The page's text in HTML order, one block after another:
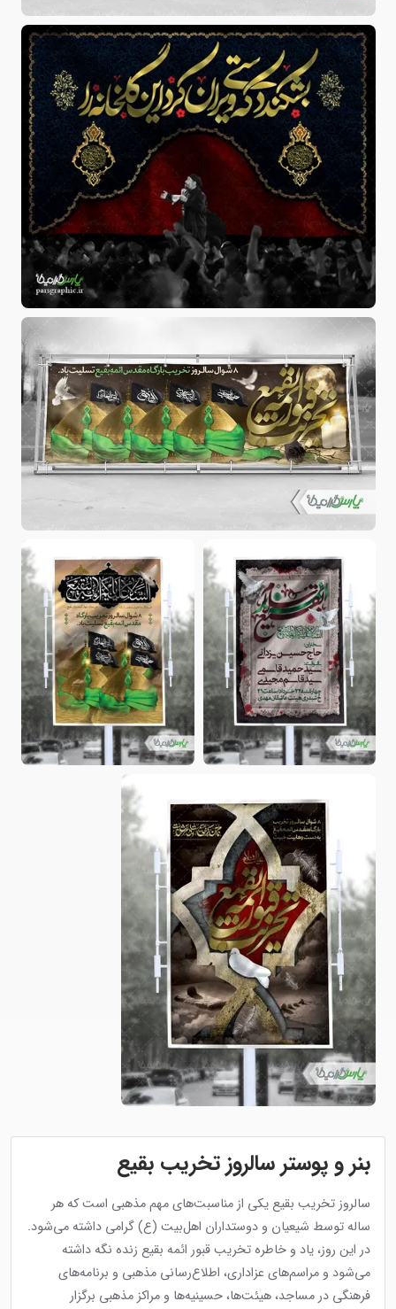
بنر و پوستر سالروز تخریب بقیع
سالروز تخریب بقیع یکی از مناسبت‌های مهم مذهبی است که هر
ساله توسط شیعیان و دوستداران اهل‌بیت (ع) گرامی داشته می‌شود.
در این روز، یاد و خاطره تخریب قبور ائمه بقیع زنده نگه داشته
می‌شود و مراسم‌های عزاداری، اطلاع‌رسانی مذهبی و برنامه‌های
فرهنگی در مساجد، هیئت‌ها، حسینیه‌ها و مراکز مذهبی برگزار